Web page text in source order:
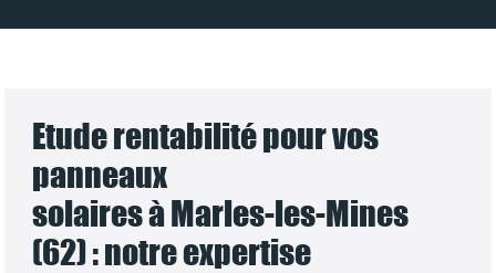
Etude rentabilité pour vos
panneaux
solaires à Marles-les-Mines
(62) : notre expertise